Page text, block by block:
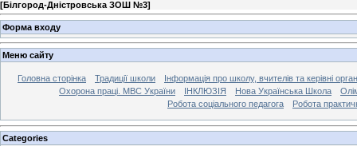
[Білгород-Дністровська ЗОШ №3]
Форма входу
Меню сайту
Головна сторінка Традиції школи
Інформація про школу, вчителів та керівні
Охорона праці. МВС України
ІНКЛЮЗІЯ Нова Українська Школа
Робота соціального педагога
Робота
Categories